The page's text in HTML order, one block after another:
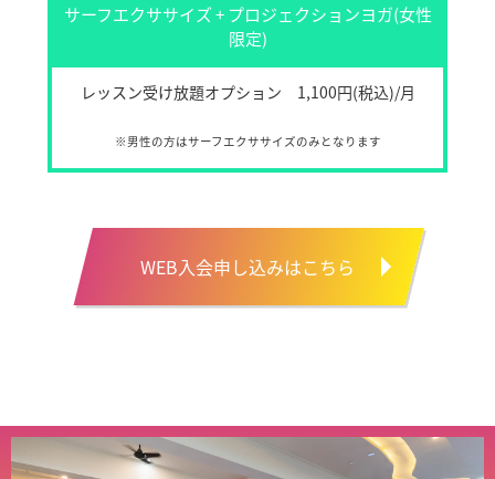
サーフエクササイズ + プロジェクションヨガ(女性
限定)
レッスン受け放題オプション 1,100円(税込)/月
※男性の方はサーフエクササイズのみとなります
WEB入会申し込みはこちら